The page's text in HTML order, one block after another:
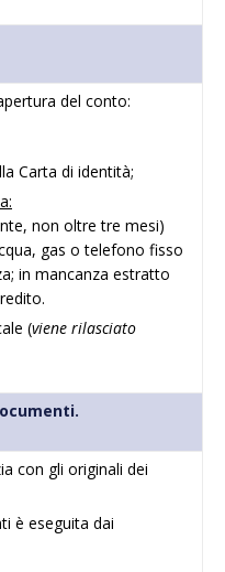
del conto:
Carta di identità;
non oltre tre mesi)
gas o telefono fisso
in mancanza estratto
(viene rilasciato
con gli originali dei
è eseguita dai